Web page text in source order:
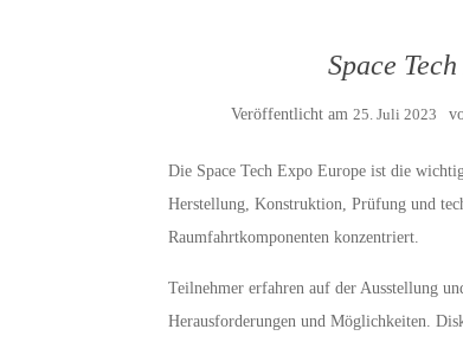
Space
Veröffentlicht am25. Juli 2023
Die Space Tech Expo Europe ist die
Herstellung, Konstruktion, Prüfung und
Raumfahrtkomponenten konzentriert.
Teilnehmer erfahren auf der Ausstellung
Herausforderungen und Möglichkeiten.